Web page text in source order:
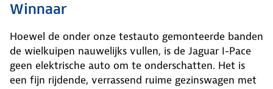
Winnaar
Hoewel de onder onze testauto gemonteerde banden
de wielkuipen nauwelijks vullen, is de Jaguar I-Pace
geen elektrische auto om te onderschatten. Het is
een fijn rijdende, verrassend ruime gezinswagen met